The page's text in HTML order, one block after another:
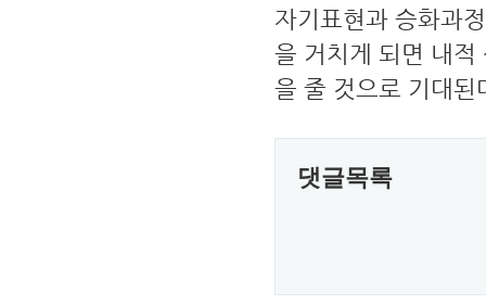
자기표현과 승화과
을 거치게 되면 내적
을 줄 것으로 기대된
댓글목록